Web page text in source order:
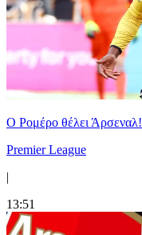
Ο Ρομέρο θέλει Άρσεναλ!
Premier League
|
13:51